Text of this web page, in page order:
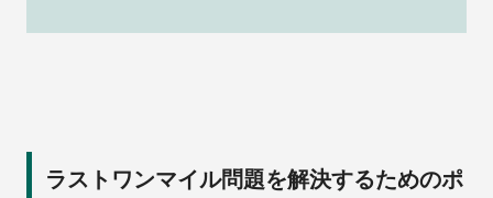
ラストワンマイル問題を解決するためのポ